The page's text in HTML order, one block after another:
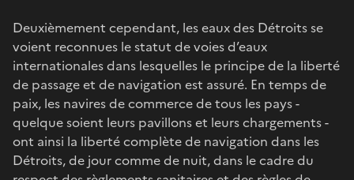
Deuxièmement cependant, les eaux des Détroits se
voient reconnues le statut de voies d’eaux
internationales dans lesquelles le principe de la liberté
de passage et de navigation est assuré. En temps de
paix, les navires de commerce de tous les pays -
quelque soient leurs pavillons et leurs chargements -
ont ainsi la liberté complète de navigation dans les
Détroits, de jour comme de nuit, dans le cadre du